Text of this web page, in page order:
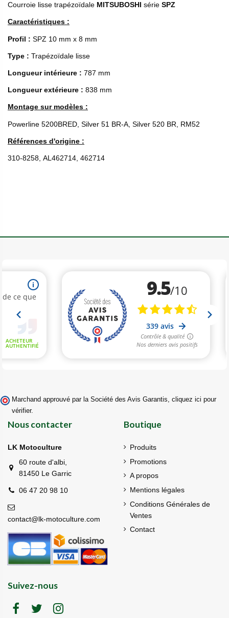
Courroie lisse trapézoïdale MITSUBOSHI série SPZ
Caractéristiques :
Profil : SPZ 10 mm x 8 mm
Type : Trapézoïdale lisse
Longueur intérieure : 787 mm
Longueur extérieure : 838 mm
Montage sur modèles :
Powerline 5200BRED, Silver 51 BR-A, Silver 520 BR, RM52
Références d'origine :
310-8258, AL462714, 462714
Marchand approuvé par la Société des Avis Garantis, cliquez ici pour
vérifier.
Nous contacter
LK Motoculture
60 route d'albi,
81450 Le Garric
06 47 20 98 10
contact@lk-motoculture.com
Boutique
Produits
Promotions
A propos
Mentions légales
Conditions Générales de
Ventes
Contact
Suivez-nous